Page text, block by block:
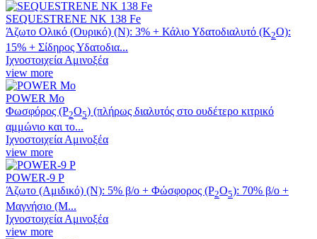
SEQUESTRENE ΝΚ 138 Fe
Άζωτο Ολικό (Ουρικό) (Ν): 3% + Κάλιο Υδατοδιαλυτό (Κ2Ο):
15% + Σίδηρος Υδατοδια...
Ιχνοστοιχεία Αμινοξέα
view more
POWER Mo
Φωσφόρος (P2O5) (πλήρως διαλυτός στο ουδέτερο κιτρικό
αμμώνιο και το...
Ιχνοστοιχεία Αμινοξέα
view more
POWER-9 P
Άζωτο (Αμιδικό) (N): 5% β/ο + Φώσφορος (P2O5): 70% β/ο +
Μαγνήσιο (M...
Ιχνοστοιχεία Αμινοξέα
view more